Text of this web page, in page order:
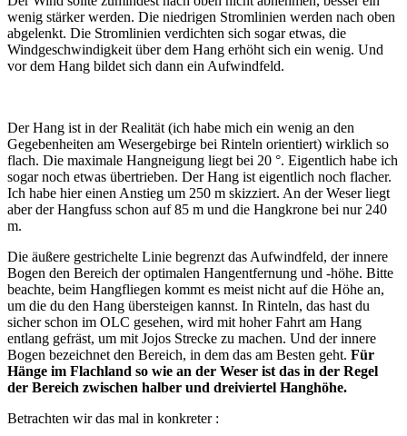
wenig stärker werden. Die niedrigen Stromlinien werden nach oben
abgelenkt. Die Stromlinien verdichten sich sogar etwas, die
Windgeschwindigkeit über dem Hang erhöht sich ein wenig. Und
vor dem Hang bildet sich dann ein Aufwindfeld.
Der Hang ist in der Realität (ich habe mich ein wenig an den
Gegebenheiten am Wesergebirge bei Rinteln orientiert) wirklich so
flach. Die maximale Hangneigung liegt bei 20 °. Eigentlich habe ich
sogar noch etwas übertrieben. Der Hang ist eigentlich noch flacher.
Ich habe hier einen Anstieg um 250 m skizziert. An der Weser liegt
aber der Hangfuss schon auf 85 m und die Hangkrone bei nur 240
m.
Die äußere gestrichelte Linie begrenzt das Aufwindfeld, der innere
Bogen den Bereich der optimalen Hangentfernung und -höhe. Bitte
beachte, beim Hangfliegen kommt es meist nicht auf die Höhe an,
um die du den Hang übersteigen kannst. In Rinteln, das hast du
sicher schon im OLC gesehen, wird mit hoher Fahrt am Hang
entlang gefräst, um mit Jojos Strecke zu machen. Und der innere
Bogen bezeichnet den Bereich, in dem das am Besten geht. Für
Hänge im Flachland so wie an der Weser ist das in der Regel
der Bereich zwischen halber und dreiviertel Hanghöhe.
Betrachten wir das mal in konkreter :